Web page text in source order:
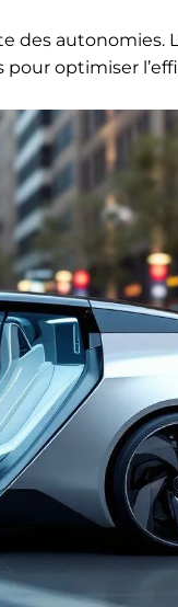
des autonomies.
pour optimiser